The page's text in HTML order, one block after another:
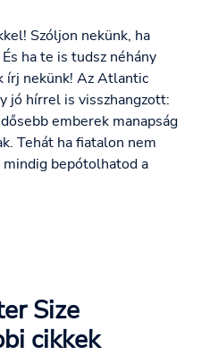
Szóljon nekünk, ha
ha te is tudsz néhány
írj nekünk! Az Atlantic
jó hírrel is visszhangzott:
emberek manapság
Tehát ha fiatalon nem
bepótolhatod a
Size
cikkek